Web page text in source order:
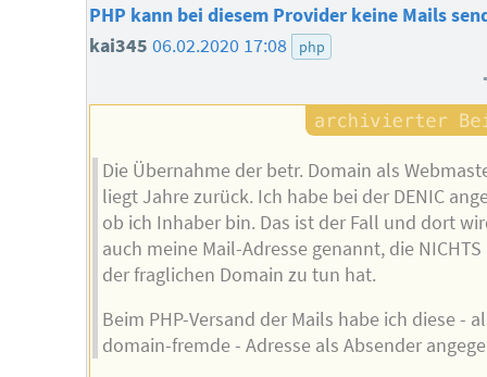
PHP kann bei diesem Provider keine Mails
kai345 06.02.2020 17:08 php
Die Übernahme der betr. Domain als
liegt Jahre zurück. Ich habe bei der DENIC
ob ich Inhaber bin. Das ist der Fall und dort
auch meine Mail-Adresse genannt, die
der fraglichen Domain zu tun hat.
Beim PHP-Versand der Mails habe ich diese -
domain-fremde - Adresse als Absender